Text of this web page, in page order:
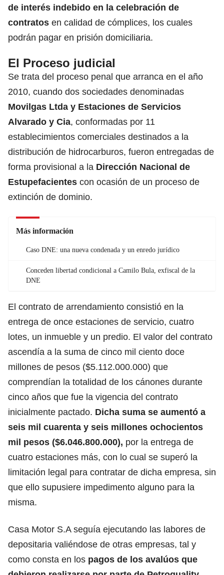
de interés indebido en la celebración de
contratos en calidad de cómplices, los cuales
podrán pagar en prisión domiciliaria.
El Proceso judicial
Se trata del proceso penal que arranca en el año
2010, cuando dos sociedades denominadas
Movilgas Ltda y Estaciones de Servicios
Alvarado y Cia, conformadas por 11
establecimientos comerciales destinados a la
distribución de hidrocarburos, fueron entregadas de
forma provisional a la Dirección Nacional de
Estupefacientes con ocasión de un proceso de
extinción de dominio.
Más información
Caso DNE: una nueva condenada y un enredo jurídico
Conceden libertad condicional a Camilo Bula, exfiscal de la
DNE
El contrato de arrendamiento consistió en la
entrega de once estaciones de servicio, cuatro
lotes, un inmueble y un predio. El valor del contrato
ascendía a la suma de cinco mil ciento doce
millones de pesos ($5.112.000.000) que
comprendían la totalidad de los cánones durante
cinco años que fue la vigencia del contrato
inicialmente pactado. Dicha suma se aumentó a
seis mil cuarenta y seis millones ochocientos
mil pesos ($6.046.800.000), por la entrega de
cuatro estaciones más, con lo cual se superó la
limitación legal para contratar de dicha empresa, sin
que ello supusiere impedimento alguno para la
misma.
Casa Motor S.A seguía ejecutando las labores de
depositaria valiéndose de otras empresas, tal y
como consta en los pagos de los avalúos que